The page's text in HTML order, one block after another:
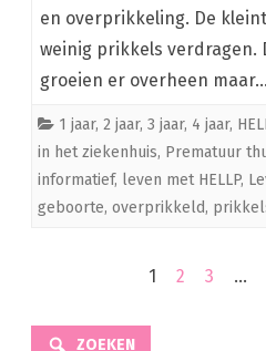
en overprikkeling. De
weinig prikkels verdragen.
groeien er overheen maar…
1 jaar, 2 jaar, 3 jaar, 4 jaar,
in het ziekenhuis, Prematuur
informatief, leven met HELLP,
geboorte, overprikkeld,
1 2 3 …
ZOEKEN